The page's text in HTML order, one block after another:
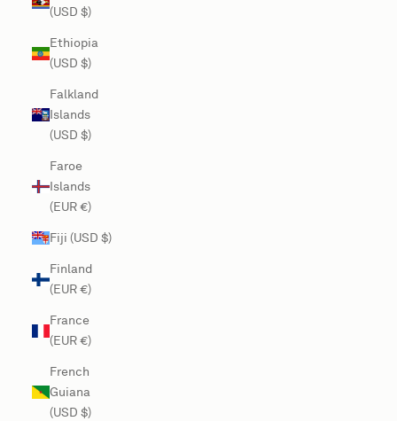
(USD $)
Ethiopia
(USD $)
Falkland
Islands
(USD $)
Faroe
Islands
(EUR €)
Fiji (USD $)
Finland
(EUR €)
France
(EUR €)
French
Guiana
(USD $)